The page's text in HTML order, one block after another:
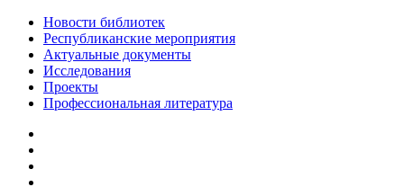
Новости библиотек
Республиканские мероприятия
Актуальные документы
Исследования
Проекты
Профессиональная литература